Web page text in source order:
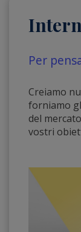
Per
Creiamo
forniamo
del
vostri